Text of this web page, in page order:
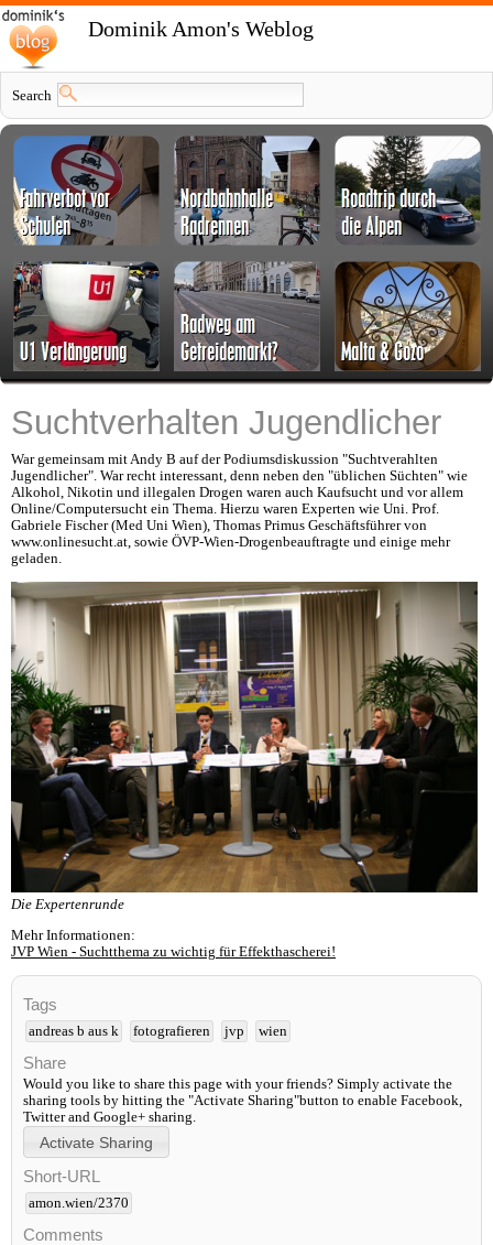
Dominik Amon's Weblog
Search
Suchtverhalten Jugendlicher
War gemeinsam mit Andy B auf der Podiumsdiskussion "Suchtverahlten
Jugendlicher". War recht interessant, denn neben den "üblichen Süchten" wie
Alkohol, Nikotin und illegalen Drogen waren auch Kaufsucht und vor allem
Online/Computersucht ein Thema. Hierzu waren Experten wie Uni. Prof.
Gabriele Fischer (Med Uni Wien), Thomas Primus Geschäftsführer von
www.onlinesucht.at, sowie ÖVP-Wien-Drogenbeauftragte und einige mehr
geladen.
Die Expertenrunde
Mehr Informationen:
JVP Wien - Suchtthema zu wichtig für Effekthascherei!
Tags
andreas b aus k fotografieren jvp wien
Share
Would you like to share this page with your friends? Simply activate the
sharing tools by hitting the "Activate Sharing"button to enable Facebook,
Twitter and Google+ sharing.
Short-URL
amon.wien/2370
Comments